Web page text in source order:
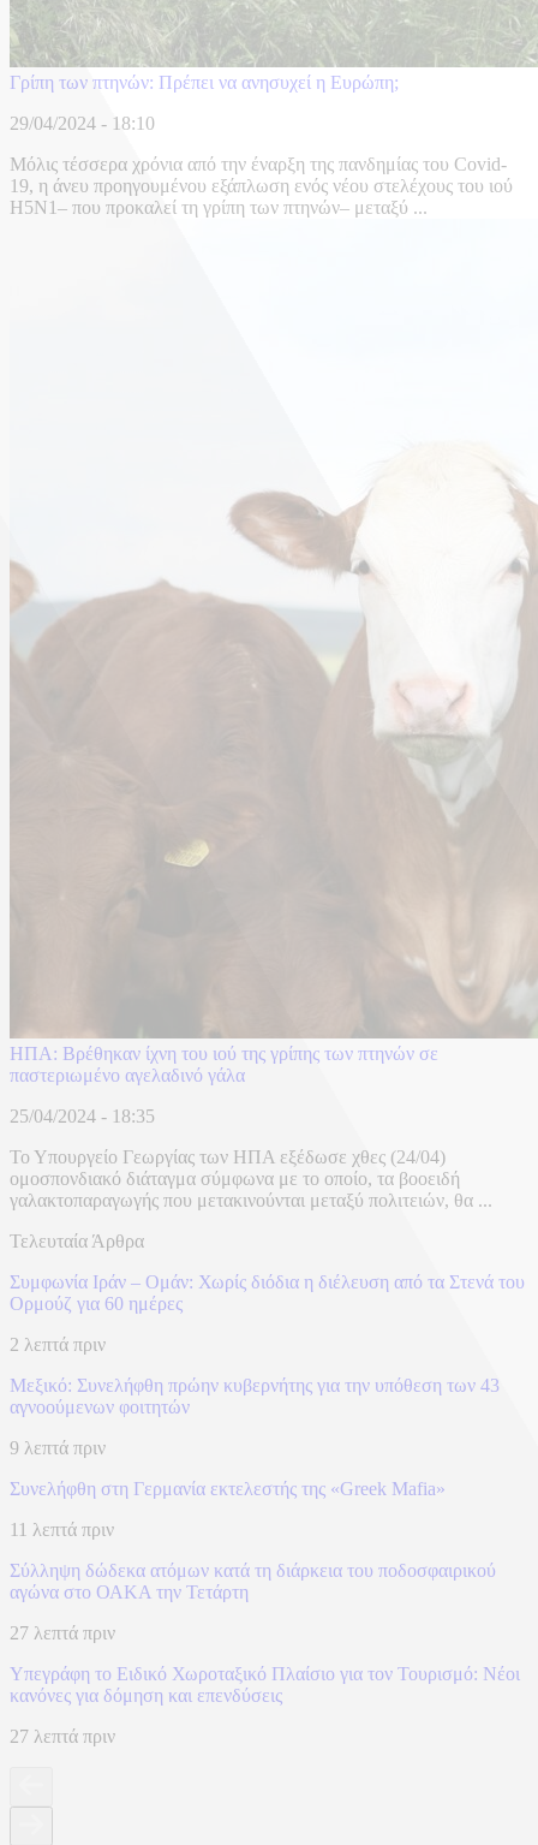
Γρίπη των πτηνών: Πρέπει να ανησυχεί η Ευρώπη;
29/04/2024 - 18:10
Μόλις τέσσερα χρόνια από την έναρξη της πανδημίας του Covid-
19, η άνευ προηγουμένου εξάπλωση ενός νέου στελέχους του ιού
H5N1– που προκαλεί τη γρίπη των πτηνών– μεταξύ ...
ΗΠΑ: Βρέθηκαν ίχνη του ιού της γρίπης των πτηνών σε
παστεριωμένο αγελαδινό γάλα
25/04/2024 - 18:35
Το Υπουργείο Γεωργίας των ΗΠΑ εξέδωσε χθες (24/04)
ομοσπονδιακό διάταγμα σύμφωνα με το οποίο, τα βοοειδή
γαλακτοπαραγωγής που μετακινούνται μεταξύ πολιτειών, θα ...
Τελευταία Άρθρα
Συμφωνία Ιράν – Ομάν: Χωρίς διόδια η διέλευση από τα Στενά του
Ορμούζ για 60 ημέρες
2 λεπτά πριν
Μεξικό: Συνελήφθη πρώην κυβερνήτης για την υπόθεση των 43
αγνοούμενων φοιτητών
9 λεπτά πριν
Συνελήφθη στη Γερμανία εκτελεστής της «Greek Mafia»
11 λεπτά πριν
Σύλληψη δώδεκα ατόμων κατά τη διάρκεια του ποδοσφαιρικού
αγώνα στο ΟΑΚΑ την Τετάρτη
27 λεπτά πριν
Υπεγράφη το Ειδικό Χωροταξικό Πλαίσιο για τον Τουρισμό: Νέοι
κανόνες για δόμηση και επενδύσεις
27 λεπτά πριν